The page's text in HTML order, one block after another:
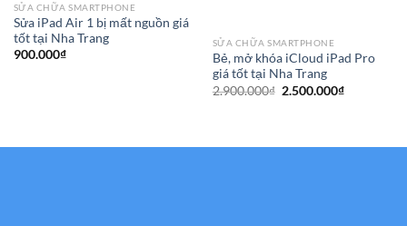
SỬA CHỮA SMARTPHONE
Sửa iPad Air 1 bị mất nguồn giá
tốt tại Nha Trang
900.000₫
SỬA CHỮA SMARTPHONE
Bẻ, mở khóa iCloud iPad Pro
giá tốt tại Nha Trang
2.900.000₫ Giá
2.500.000₫Giá